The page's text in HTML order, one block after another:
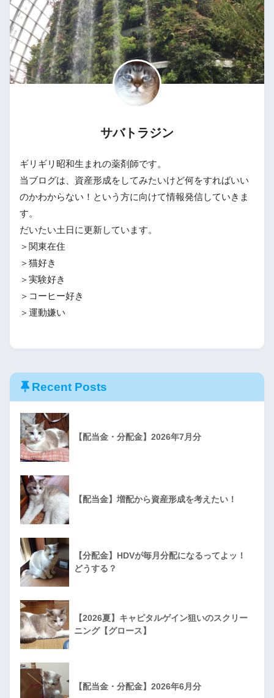
サバトラジン
ギリギリ昭和生まれの薬剤師です。
当ブログは、資産形成をしてみたいけど何をすればいい
のかわからない！という方に向けて情報発信していきま
す。
だいたい土日に更新しています。
＞関東在住
＞猫好き
＞実験好き
＞コーヒー好き
＞運動嫌い
Recent Posts
【配当金・分配金】2026年7月分
【配当金】増配から資産形成を考えたい！
【分配金】HDVが毎月分配になるってよッ！
どうする？
【2026夏】キャピタルゲイン狙いのスクリー
ニング【グロース】
【配当金・分配金】2026年6月分